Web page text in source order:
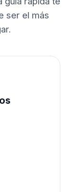
ser el más